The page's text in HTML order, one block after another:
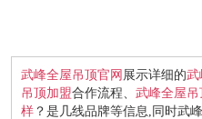
武峰全屋吊顶官网 展示详细的武
吊顶加盟合作流程、 武峰全屋吊
样？是几线品牌等信息,同时武